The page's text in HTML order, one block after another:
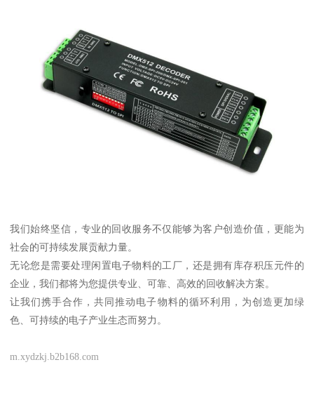
我们始终坚信，专业的回收服务不仅能够为客户创造价值，更能为
社会的可持续发展贡献力量。
无论您是需要处理闲置电子物料的工厂，还是拥有库存积压元件的
企业，我们都将为您提供专业、可靠、高效的回收解决方案。
让我们携手合作，共同推动电子物料的循环利用，为创造更加绿
色、可持续的电子产业生态而努力。
m.xydzkj.b2b168.com